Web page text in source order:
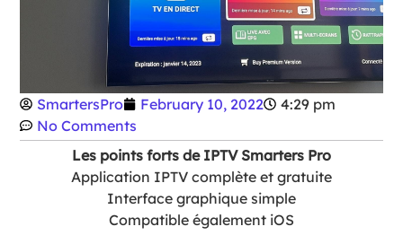
SmartersPro February 10, 2022
4:29 pm
No Comments
Les points forts de IPTV Smarters Pro
Application IPTV complète et gratuite
Interface graphique simple
Compatible également iOS